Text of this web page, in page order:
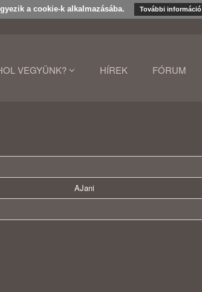
a cookie-k alkalmazásába. További információ
VEGYÜNK? HÍREK FÓRUM
AJani